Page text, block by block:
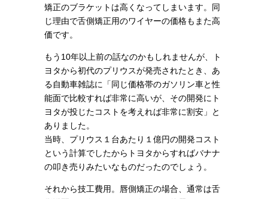
矯正のブラケットは高くなってしまいます。同
じ理由で舌側矯正用のワイヤーの価格もまた高
価です。
もう10年以上前の話なのかもしれませんが、ト
ヨタから初代のプリウスが発売されたとき、あ
る自動車雑誌に「同じ価格帯のガソリン車と性
能面で比較すれば非常に高いが、その開発にト
ヨタが投じたコストを考えれば非常に割安」と
ありました。
当時、プリウス１台あたり１億円の開発コスト
という計算でしたからトヨタからすればバナナ
の叩き売りみたいなものだったのでしょう。
それから技工費用。唇側矯正の場合、通常は舌